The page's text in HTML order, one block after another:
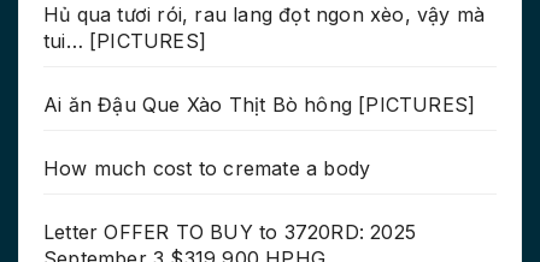
Hủ qua tươi rói, rau lang đọt ngon xèo, vậy mà
tui… [PICTURES]
Ai ăn Đậu Que Xào Thịt Bò hông [PICTURES]
How much cost to cremate a body
Letter OFFER TO BUY to 3720RD: 2025